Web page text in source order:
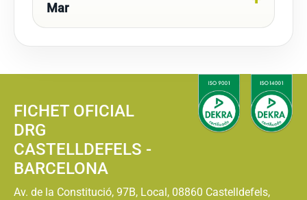
Mar
FICHET OFICIAL
DRG
CASTELLDEFELS -
BARCELONA
Av. de la Constitució, 97B, Local, 08860 Castelldefels,